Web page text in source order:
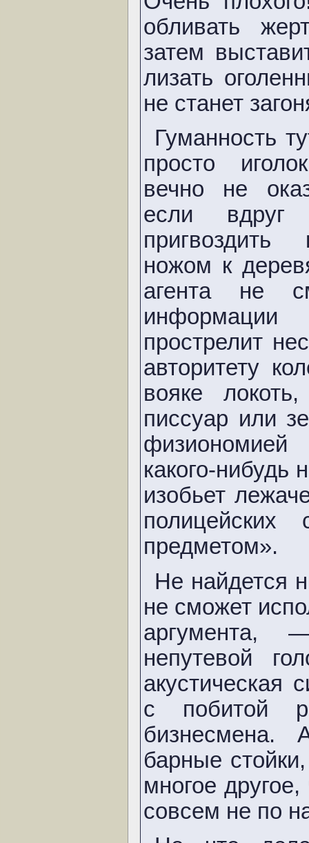
обливать
затем
лизать
не станет
Гуманность
просто
вечно не
если вдруг
пригвоздить
ножом к
агента не
прострелит
авторитету
вояке
писсуар или
какого-нибудь
изобьет
предметом».
Не найдется
не сможет
аргумента,
непутевой
акустическая
с побитой
барные
многое
совсем не по